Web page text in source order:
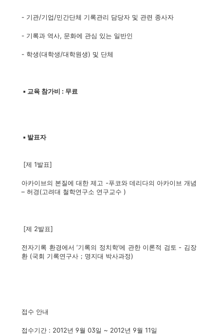
- 기관/기업/민간단체 기록관리 담당자 및 관련 종사자
- 기록과 역사, 문화에 관심 있는 일반인
- 학생(대학생/대학원생) 및 단체
▪ 교육 참가비 : 무료
▪ 발표자
[제 1발표]
아카이브의 본질에 대한 제고 -푸코와 데리다의 아카이브 개념
– 허경(고려대 철학연구소 연구교수 )
[제 2발표]
전자기록 환경에서 ‘기록의 정치학’에 관한 이론적 검토 - 김장
환 (국회 기록연구사；명지대 박사과정)
접수 안내
접수기간 : 2012년 9월 03일 ~ 2012년 9월 11일